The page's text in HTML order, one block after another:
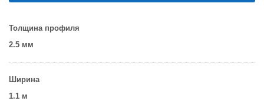
Толщина профиля
2.5 мм
Ширина
1.1 м